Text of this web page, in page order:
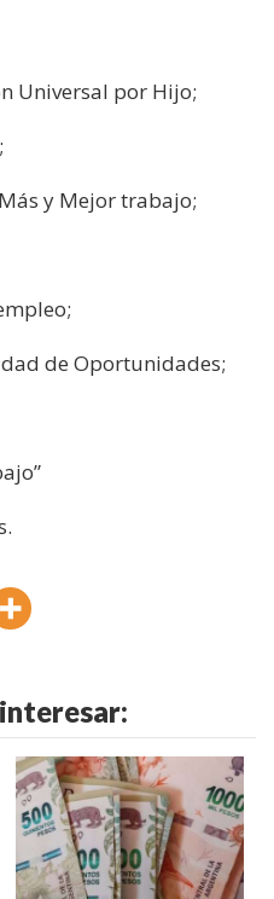
Universal por Hijo;
y Mejor trabajo;
de Oportunidades;